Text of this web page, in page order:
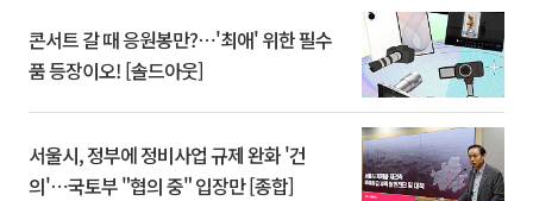
콘서트 갈 때 응원봉만?⋯'최애' 위한 필수
품 등장이오! [솔드아웃]
서울시, 정부에 정비사업 규제 완화 '건
의'⋯국토부 "협의 중" 입장만 [종합]